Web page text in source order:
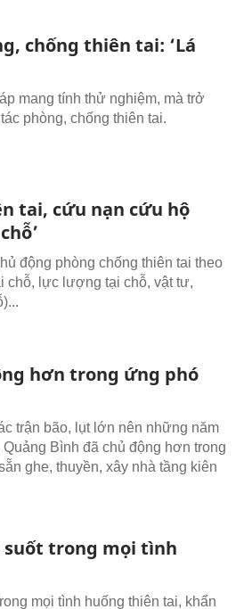
chống thiên tai: ‘Lá
mang tính thử nghiệm, mà trở
phòng, chống thiên tai.
tai, cứu nạn cứu hộ
động phòng chống thiên tai theo
chỗ, lực lượng tại chỗ, vật tư,
hơn trong ứng phó
trận bão, lụt lớn nên những năm
Bình đã chủ động hơn trong
ghe, thuyền, xây nhà tầng kiên
suốt trong mọi tình
mọi tình huống thiên tai, khẩn